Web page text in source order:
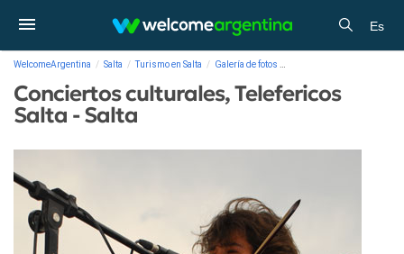
Es
WelcomeArgentina Salta Turismo en Salta Galería de fotos
Conciertos culturales, Telefericos
Salta - Salta